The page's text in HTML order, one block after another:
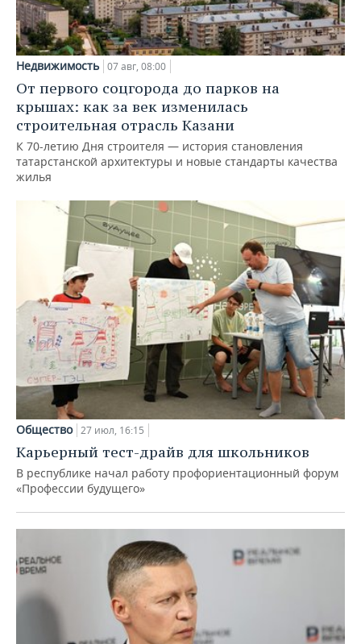
Недвижимость 07 авг, 08:00
От первого соцгорода до парков на
крышах: как за век изменилась
строительная отрасль Казани
К 70-летию Дня строителя — история становления
татарстанской архитектуры и новые стандарты качества
жилья
Общество 27 июл, 16:15
Карьерный тест-драйв для школьников
В республике начал работу профориентационный форум
«Профессии будущего»